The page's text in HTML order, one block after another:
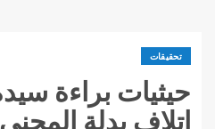
تحقيقات
حيثيات براءة